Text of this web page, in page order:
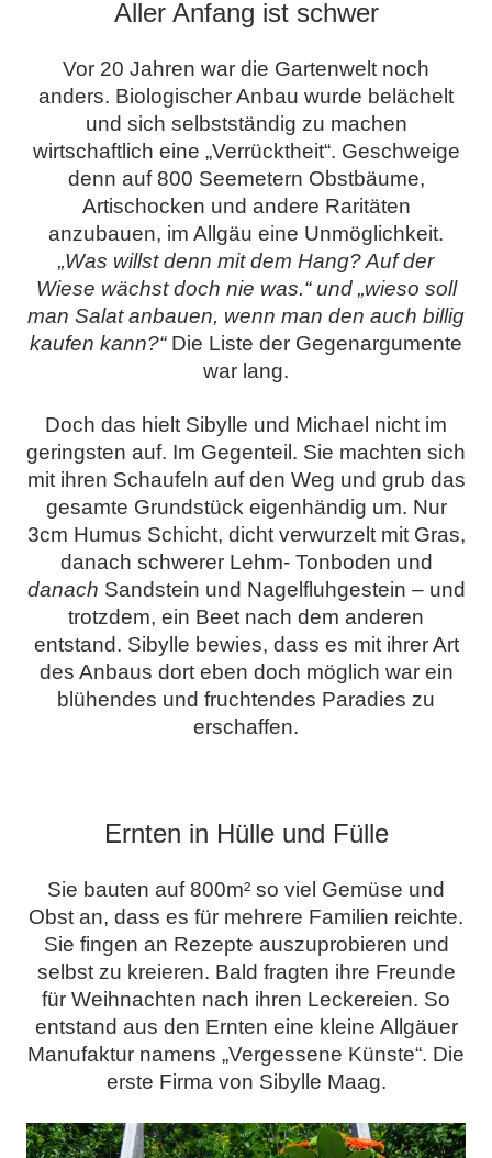
Aller Anfang ist schwer
Vor 20 Jahren war die Gartenwelt noch
anders. Biologischer Anbau wurde belächelt
und sich selbstständig zu machen
wirtschaftlich eine „Verrücktheit“. Geschweige
denn auf 800 Seemetern Obstbäume,
Artischocken und andere Raritäten
anzubauen, im Allgäu eine Unmöglichkeit.
„Was willst denn mit dem Hang? Auf der
Wiese wächst doch nie was.“ und „wieso soll
man Salat anbauen, wenn man den auch billig
kaufen kann?“ Die Liste der Gegenargumente
war lang.
Doch das hielt Sibylle und Michael nicht im
geringsten auf. Im Gegenteil. Sie machten sich
mit ihren Schaufeln auf den Weg und grub das
gesamte Grundstück eigenhändig um. Nur
3cm Humus Schicht, dicht verwurzelt mit Gras,
danach schwerer Lehm- Tonboden und
danach Sandstein und Nagelfluhgestein – und
trotzdem, ein Beet nach dem anderen
entstand. Sibylle bewies, dass es mit ihrer Art
des Anbaus dort eben doch möglich war ein
blühendes und fruchtendes Paradies zu
erschaffen.
Ernten in Hülle und Fülle
Sie bauten auf 800m² so viel Gemüse und
Obst an, dass es für mehrere Familien reichte.
Sie fingen an Rezepte auszuprobieren und
selbst zu kreieren. Bald fragten ihre Freunde
für Weihnachten nach ihren Leckereien. So
entstand aus den Ernten eine kleine Allgäuer
Manufaktur namens „Vergessene Künste“. Die
erste Firma von Sibylle Maag.